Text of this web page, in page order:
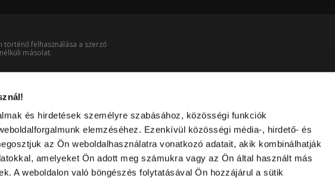
és hirdetések személyre szabásához, közösségi funkciók
elemzéséhez. Ezenkívül közösségi média-, hirdető- és
az Ön weboldalhasználatra vonatkozó adatait, akik kombinálhatják
amelyeket Ön adott meg számukra vagy az Ön által használt más
A weboldalon való böngészés folytatásával Ön hozzájárul a sütik
történő felhasználása a szerző
másolat.